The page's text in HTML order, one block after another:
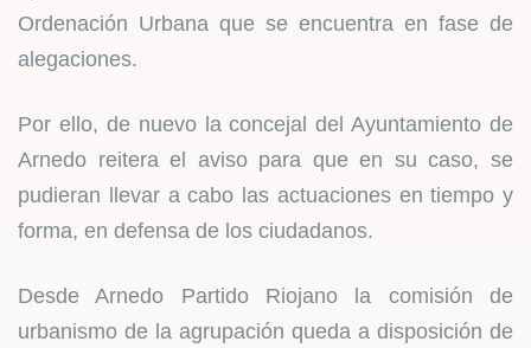
Ordenación Urbana que se encuentra en fase de
alegaciones.
Por ello, de nuevo la concejal del Ayuntamiento de
Arnedo reitera el aviso para que en su caso, se
pudieran llevar a cabo las actuaciones en tiempo y
forma, en defensa de los ciudadanos.
Desde Arnedo Partido Riojano la comisión de
urbanismo de la agrupación queda a disposición de